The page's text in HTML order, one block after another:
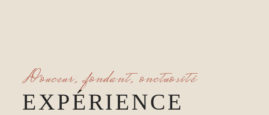
Douceur, fondant, onctuosité
EXPÉRIENCE